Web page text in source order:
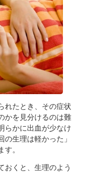
れたとき、その症状
かを見分けるのは難
らかに出血が少なけ
生理は軽かった」
。
おくと、生理のよう